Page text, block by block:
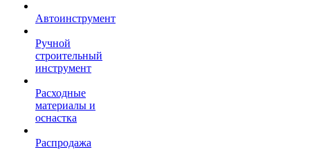
Автоинструмент
Ручной
строительный
инструмент
Расходные
материалы и
оснастка
Распродажа